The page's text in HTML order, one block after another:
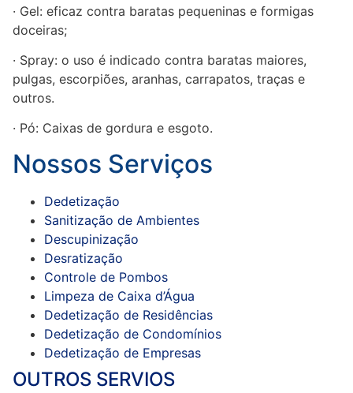
· Gel: eficaz contra baratas pequeninas e formigas
doceiras;
· Spray: o uso é indicado contra baratas maiores,
pulgas, escorpiões, aranhas, carrapatos, traças e
outros.
· Pó: Caixas de gordura e esgoto.
Nossos Serviços
Dedetização
Sanitização de Ambientes
Descupinização
Desratização
Controle de Pombos
Limpeza de Caixa d’Água
Dedetização de Residências
Dedetização de Condomínios
Dedetização de Empresas
OUTROS SERVIOS